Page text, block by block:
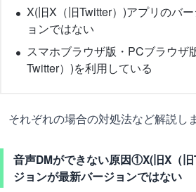
X(旧X（旧Twitter）)アプリのバ
ョンではない
スマホブラウザ版・PCブラウザ
Twitter）)を利用している
それぞれの場合の対処法など解説しま
音声DMができない原因①X(旧X（
ジョンが最新バージョンではない